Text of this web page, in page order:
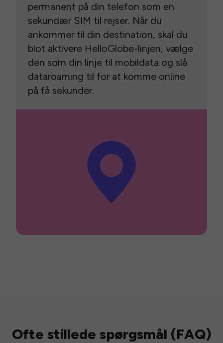
permanent på din telefon som en
sekundær SIM til rejser. Når du
ankommer til din destination, skal du
blot aktivere HelloGlobe-linjen, vælge
den som din linje til mobildata og slå
dataroaming til for at komme online
på få sekunder.
Ofte stillede spørgsmål (FAQ)